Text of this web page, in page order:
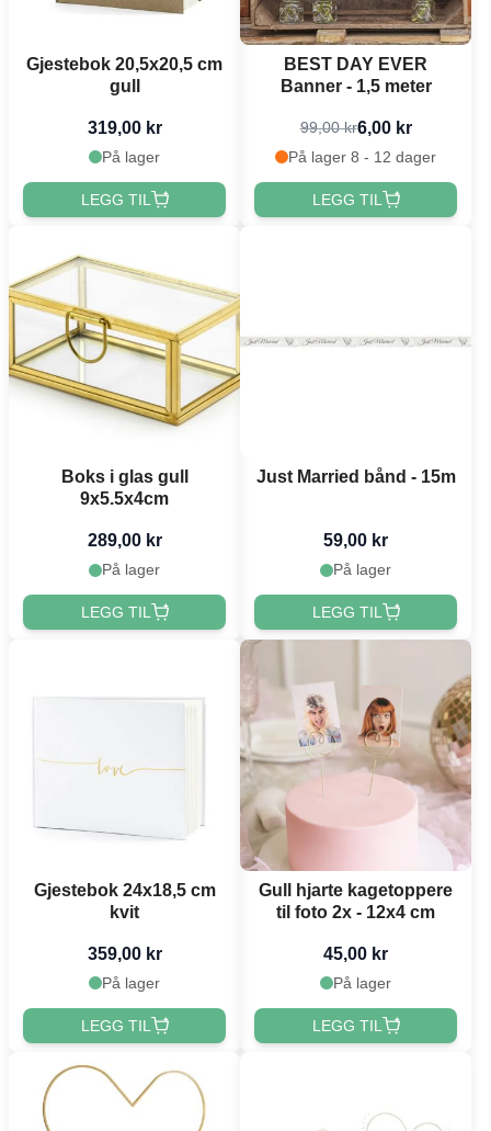
Gjestebok 20,5x20,5 cm
gull
319,00 kr
På lager
LEGG TIL
BEST DAY EVER
Banner - 1,5 meter
99,00 kr6,00 kr
På lager 8 - 12 dager
LEGG TIL
Boks i glas gull
9x5.5x4cm
289,00 kr
På lager
LEGG TIL
Just Married bånd - 15m
59,00 kr
På lager
LEGG TIL
Gjestebok 24x18,5 cm
kvit
359,00 kr
På lager
LEGG TIL
Gull hjarte kagetoppere
til foto 2x - 12x4 cm
45,00 kr
På lager
LEGG TIL